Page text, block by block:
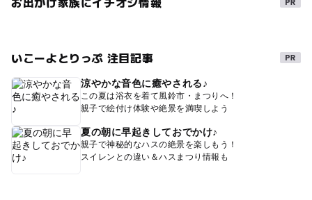
いこーよとりっぷ 注目記事
涼やかな音色に癒やされる♪
この夏は浴衣を着て風鈴市・まつりへ！
親子で絵付け体験や絶景を満喫しよう
夏の朝に早起きしておでかけ♪
親子で神秘的なハスの絶景を楽しもう！
スイレンとの違い＆ハスまつり情報も